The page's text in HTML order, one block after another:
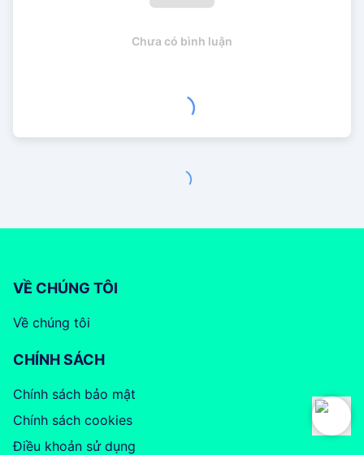
Chưa có bình luận
VỀ CHÚNG TÔI
Về chúng tôi
CHÍNH SÁCH
Chính sách bảo mật
Chính sách cookies
Điều khoản sử dụng